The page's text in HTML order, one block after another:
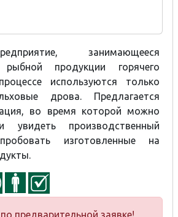
занимающееся
рыбной продукции горячего
используются только
дрова. Предлагается
во время которой можно
увидеть производственный
изготовленные на
предварительной заявке!